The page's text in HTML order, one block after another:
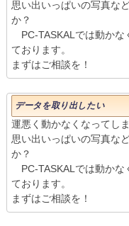
思い出いっぱいの写真な
か？
PC-TASKALでは動かな
ております。
まずはご相談を！
データを取り出したい
運悪く動かなくなってし
思い出いっぱいの写真な
か？
PC-TASKALでは動かな
ております。
まずはご相談を！